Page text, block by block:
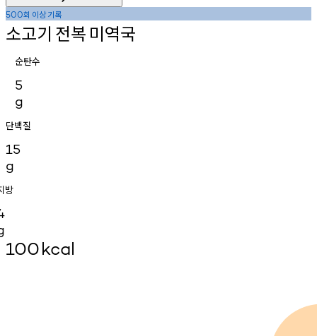
500회 이상기록
소고기 전복 미역국
순탄수
5
g
단백질
15
g
방
100kcal